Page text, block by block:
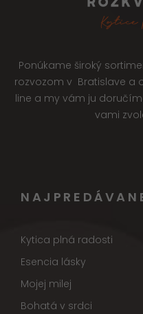
Ponúkame široký
rozvozom v Bratislave a
line a my vám ju
vami
Kytica plná radosti
Esencia lásky
Mojej milej
Bohatá v srdci